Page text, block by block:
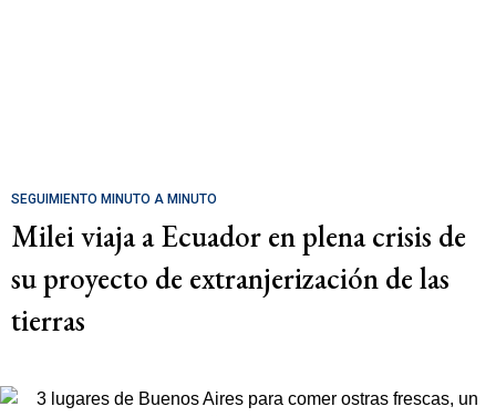
SEGUIMIENTO MINUTO A MINUTO
Milei viaja a Ecuador en plena crisis de
su proyecto de extranjerización de las
tierras